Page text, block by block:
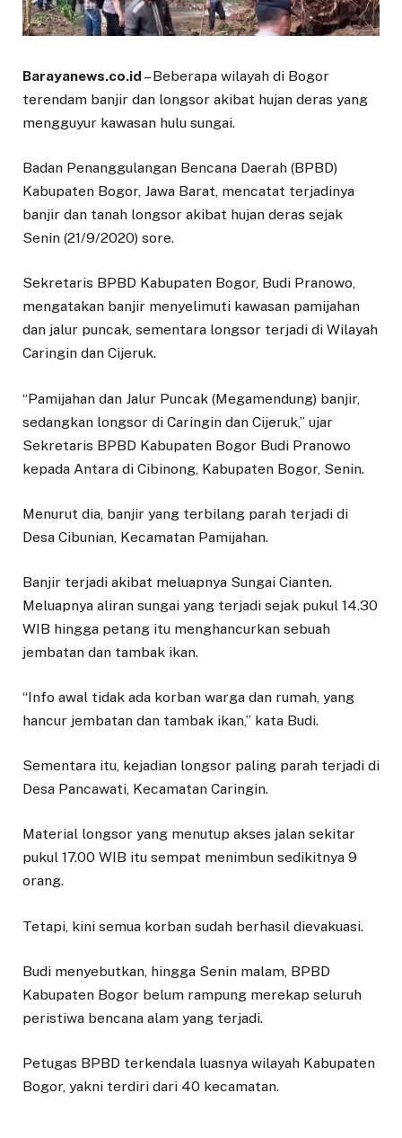
Barayanews.co.id – Beberapa wilayah di Bogor
terendam banjir dan longsor akibat hujan deras yang
mengguyur kawasan hulu sungai.
Badan Penanggulangan Bencana Daerah (BPBD)
Kabupaten Bogor, Jawa Barat, mencatat terjadinya
banjir dan tanah longsor akibat hujan deras sejak
Senin (21/9/2020) sore.
Sekretaris BPBD Kabupaten Bogor, Budi Pranowo,
mengatakan banjir menyelimuti kawasan pamijahan
dan jalur puncak, sementara longsor terjadi di Wilayah
Caringin dan Cijeruk.
“Pamijahan dan Jalur Puncak (Megamendung) banjir,
sedangkan longsor di Caringin dan Cijeruk,” ujar
Sekretaris BPBD Kabupaten Bogor Budi Pranowo
kepada Antara di Cibinong, Kabupaten Bogor, Senin.
Menurut dia, banjir yang terbilang parah terjadi di
Desa Cibunian, Kecamatan Pamijahan.
Banjir terjadi akibat meluapnya Sungai Cianten.
Meluapnya aliran sungai yang terjadi sejak pukul 14.30
WIB hingga petang itu menghancurkan sebuah
jembatan dan tambak ikan.
“Info awal tidak ada korban warga dan rumah, yang
hancur jembatan dan tambak ikan,” kata Budi.
Sementara itu, kejadian longsor paling parah terjadi di
Desa Pancawati, Kecamatan Caringin.
Material longsor yang menutup akses jalan sekitar
pukul 17.00 WIB itu sempat menimbun sedikitnya 9
orang.
Tetapi, kini semua korban sudah berhasil dievakuasi.
Budi menyebutkan, hingga Senin malam, BPBD
Kabupaten Bogor belum rampung merekap seluruh
peristiwa bencana alam yang terjadi.
Petugas BPBD terkendala luasnya wilayah Kabupaten
Bogor, yakni terdiri dari 40 kecamatan.